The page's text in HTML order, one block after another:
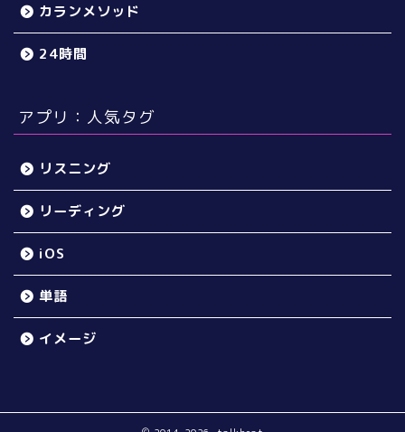
カランメソッド
24時間
アプリ：人気タグ
リスニング
リーディング
iOS
単語
イメージ